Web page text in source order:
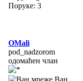
Поруке: 3
OMali
pod_nadzorom
одомаћен члан
Ван